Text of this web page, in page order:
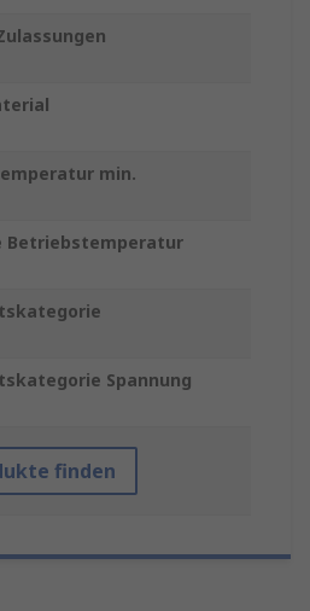
min.
Betriebstemperatur
Spannung
finden